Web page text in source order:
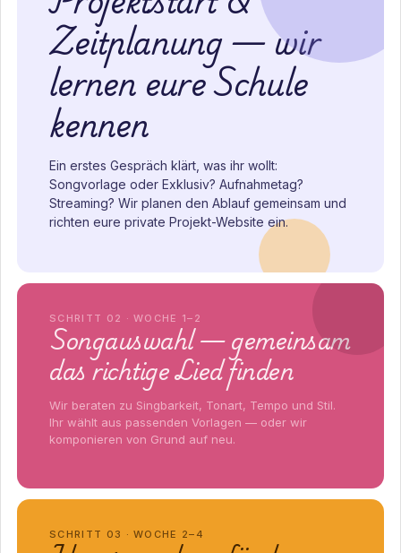
Zeitplanung — wir
lernen eure Schule
kennen
Ein erstes Gespräch klärt, was ihr wollt:
Songvorlage oder Exklusiv? Aufnahmetag?
Streaming? Wir planen den Ablauf gemeinsam und
richten eure private Projekt-Website ein.
SCHRITT 02 · WOCHE 1–2
Songauswahl — gemeinsam
das richtige Lied finden
Wir beraten zu Singbarkeit, Tonart, Tempo und Stil.
Ihr wählt aus passenden Vorlagen — oder wir
komponieren von Grund auf neu.
SCHRITT 03 · WOCHE 2–4